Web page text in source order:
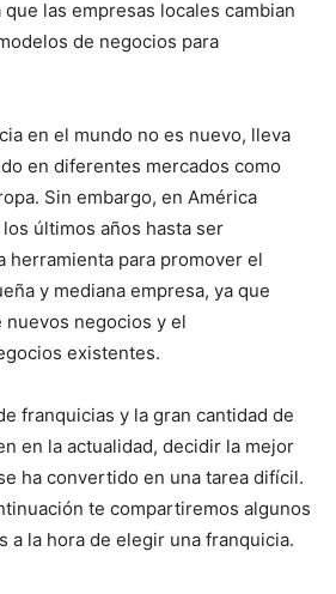
las empresas locales cambian
de negocios para
en el mundo no es nuevo, lleva
en diferentes mercados como
Sin embargo, en América
últimos años hasta ser
herramienta para promover el
y mediana empresa, ya que
negocios y el
existentes.
franquicias y la gran cantidad de
en la actualidad, decidir la mejor
ha convertido en una tarea difícil.
te compartiremos algunos
a la hora de elegir una franquicia.